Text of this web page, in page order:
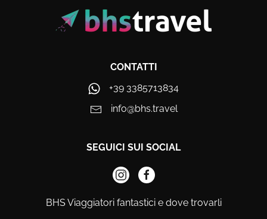
CONTATTI
+39 3385713834
info@bhs.travel
SEGUICI SUI SOCIAL
BHS Viaggiatori fantastici e dove trovarli